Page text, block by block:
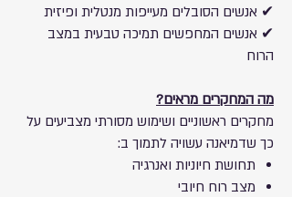
✔ אנשים הסובלים מעייפות מנטלית ופיזית
✔ אנשים המחפשים תמיכה טבעית במצב
הרוח
מה המחקרים מראים?
מחקרים ראשוניים ושימוש מסורתי מצביעים על
כך שדמיאנה עשויה לתמוך ב:
תחושת חיוניות ואנרגיה
מצב רוח חיובי